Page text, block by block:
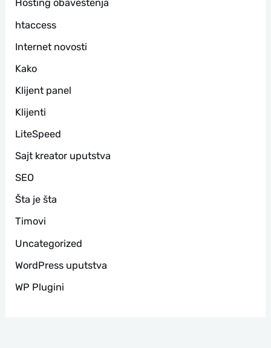
Hosting obaveštenja
htaccess
Internet novosti
Kako
Klijent panel
Klijenti
LiteSpeed
Sajt kreator uputstva
SEO
Šta je šta
Timovi
Uncategorized
WordPress uputstva
WP Plugini